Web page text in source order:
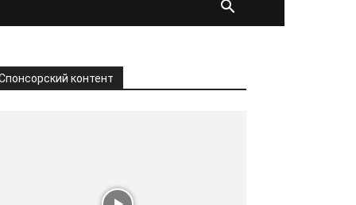
контент